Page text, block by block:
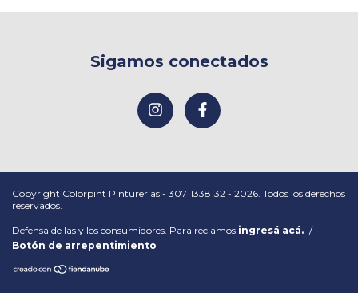
Sigamos conectados
Copyright Colorpint Pinturerias - 30711338132 - 2026. Todos los derechos
reservados.
Defensa de las y los consumidores. Para reclamos ingresá acá. /
Botón de arrepentimiento